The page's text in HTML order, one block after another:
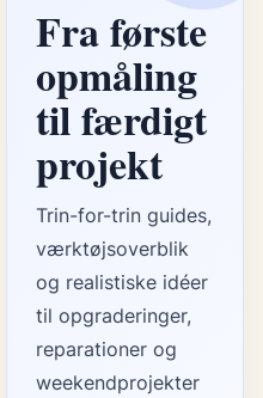
Fra første
opmåling
til færdigt
projekt
Trin-for-trin guides,
værktøjsoverblik
og realistiske idéer
til opgraderinger,
reparationer og
weekendprojekter